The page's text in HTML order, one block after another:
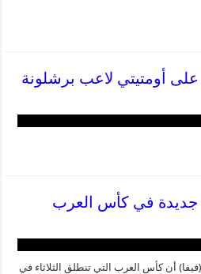
على أومتيتي لاعب برشلونة
جديدة في كأس العرب
أن كأس العرب التي تنطلق الثلاثاء في